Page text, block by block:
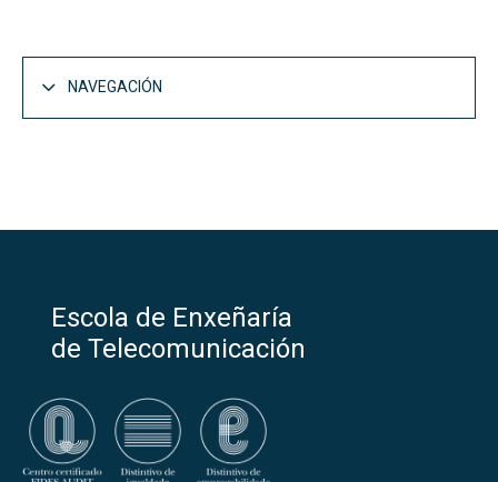
NAVEGACIÓN
Historia
Entidades colaboradoras
Escola de Enxeñaría
de Telecomunicación